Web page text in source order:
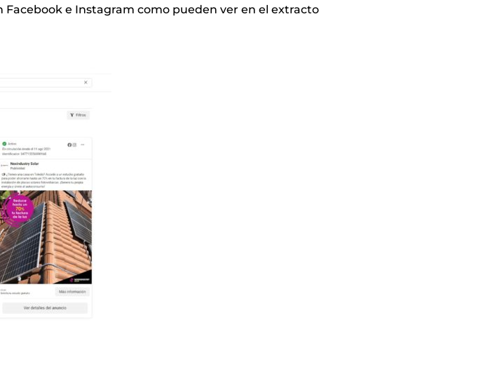
Facebook e Instagram como pueden ver en el extracto